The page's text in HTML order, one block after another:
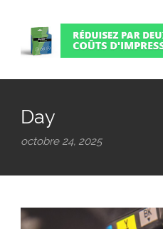
Day
octobre 24, 2025